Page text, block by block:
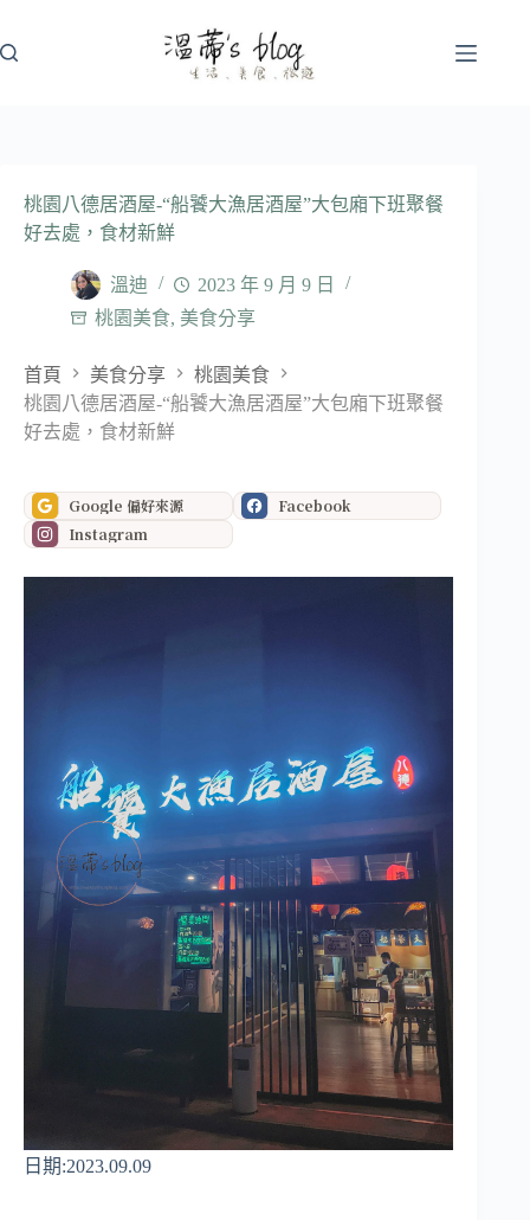
至
桃園八德居酒屋-“船饕大漁居酒屋”大包廂下班聚餐
好去處，食材新鮮
溫迪
2023 年 9 月 9 日
桃園美食, 美食分享
首頁 美食分享
桃園美食
桃園八德居酒屋-“船饕大漁居酒屋”大包廂下班聚餐
好去處，食材新鮮
Google 偏好來源
Facebook
Instagram
日期:2023.09.09